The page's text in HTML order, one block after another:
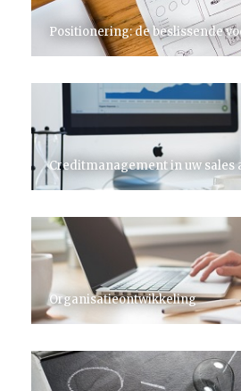
Positionering: de beslissende
Creditmanagement in uw sales
Organisatieontwikkeling